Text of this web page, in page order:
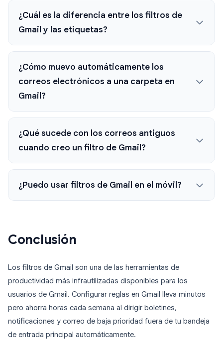
¿Cuál es la diferencia entre los filtros de
Gmail y las etiquetas?
¿Cómo muevo automáticamente los
correos electrónicos a una carpeta en
Gmail?
¿Qué sucede con los correos antiguos
cuando creo un filtro de Gmail?
¿Puedo usar filtros de Gmail en el móvil?
Conclusión
Los filtros de Gmail son una de las herramientas de
productividad más infrautilizadas disponibles para los
usuarios de Gmail. Configurar reglas en Gmail lleva minutos
pero ahorra horas cada semana al dirigir boletines,
notificaciones y correo de baja prioridad fuera de tu bandeja
de entrada principal automáticamente.